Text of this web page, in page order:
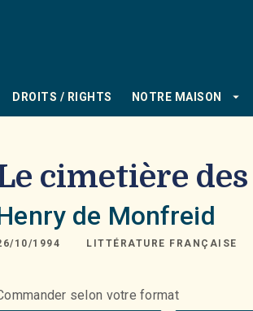
DROITS / RIGHTS NOTRE MAISON arrow_drop_down
cimetière
de Monfreid
10/1994 LITTÉRATURE FRANÇAISE
selon votre format